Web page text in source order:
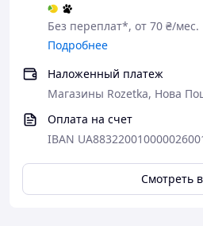
Без переплат*, от 70 ₴/мес.
Подробнее
Наложенный платеж
Магазины Rozetka, Нова
Оплата на счет
IBAN
Смотреть